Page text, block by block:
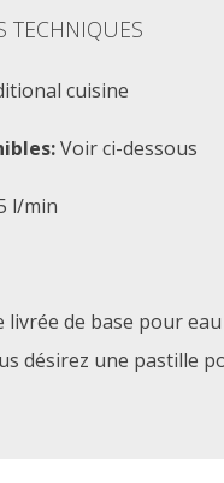
TECHNIQUES
cuisine
Voir ci-dessous
l/min
de base pour
désirez une pastille